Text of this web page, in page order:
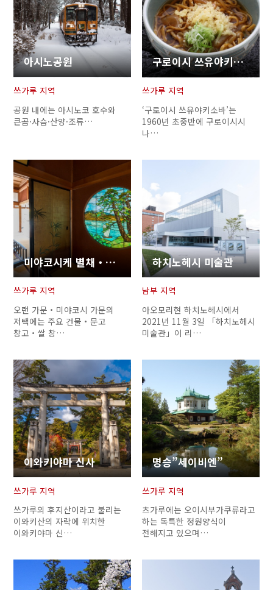
아시노공원
쓰가루 지역
공원 내에는 아시노코 호수와
큰곰·사슴·산양·조류…
구로이시 쓰유야키소바
쓰가루 지역
‘구로이시 쓰유야키소바’는
1960년 초중반에 구로이시시
나…
미야코시케 별채・정원
쓰가루 지역
오랜 가문・미야코시 가문의
저택에는 주요 건물・문고
창고・쌀 창…
하치노헤시 미술관
남부 지역
아오모리현 하치노헤시에서
2021년 11월 3일 「하치노헤시
미술관」이 리…
이와키야마 신사
쓰가루 지역
쓰가루의 후지산이라고 불리는
이와키산의 자락에 위치한
이와키야마 신…
명승”세이비엔”
쓰가루 지역
츠가루에는 오이시부가쿠류라고
하는 독특한 정원양식이
전해지고 있으며…